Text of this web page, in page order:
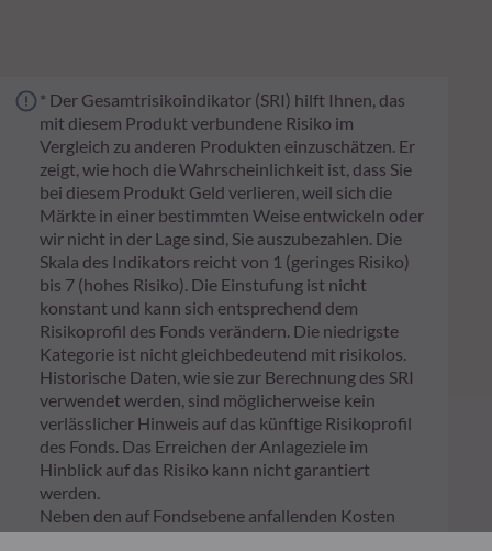
* Der Gesamtrisikoindikator (SRI) hilft Ihnen, das
mit diesem Produkt verbundene Risiko im
Vergleich zu anderen Produkten einzuschätzen. Er
zeigt, wie hoch die Wahrscheinlichkeit ist, dass Sie
bei diesem Produkt Geld verlieren, weil sich die
Märkte in einer bestimmten Weise entwickeln oder
wir nicht in der Lage sind, Sie auszubezahlen. Die
Skala des Indikators reicht von 1 (geringes Risiko)
bis 7 (hohes Risiko). Die Einstufung ist nicht
konstant und kann sich entsprechend dem
Risikoprofil des Fonds verändern. Die niedrigste
Kategorie ist nicht gleichbedeutend mit risikolos.
Historische Daten, wie sie zur Berechnung des SRI
verwendet werden, sind möglicherweise kein
verlässlicher Hinweis auf das künftige Risikoprofil
des Fonds. Das Erreichen der Anlageziele im
Hinblick auf das Risiko kann nicht garantiert
werden.
Neben den auf Fondsebene anfallenden Kosten
wurde für einen Anlagebetrag von 1.000 Euro ein